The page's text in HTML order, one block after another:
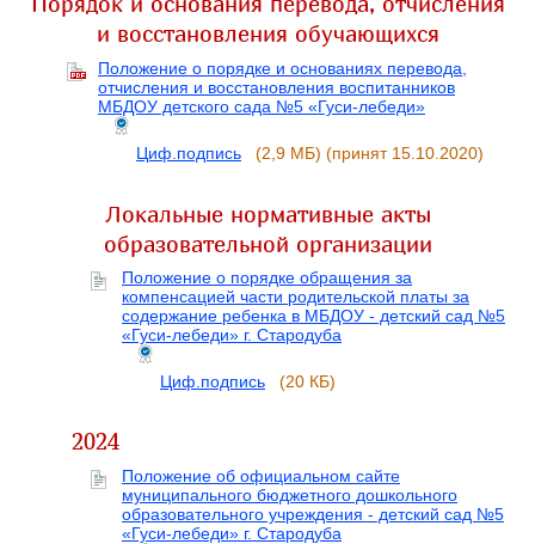
и восстановления обучающихся
Положение о порядке и основаниях перевода,
отчисления и восстановления воспитанников
МБДОУ детского сада №5 «Гуси-лебеди»
Циф.подпись (2,9 МБ) (принят 15.10.2020)
Локальные нормативные акты
образовательной организации
Положение о порядке обращения за
компенсацией части родительской платы за
содержание ребенка в МБДОУ - детский сад №5
«Гуси-лебеди» г. Стародуба
Циф.подпись (20 КБ)
2024
Положение об официальном сайте
муниципального бюджетного дошкольного
образовательного учреждения - детский сад №5
«Гуси-лебеди» г. Стародуба